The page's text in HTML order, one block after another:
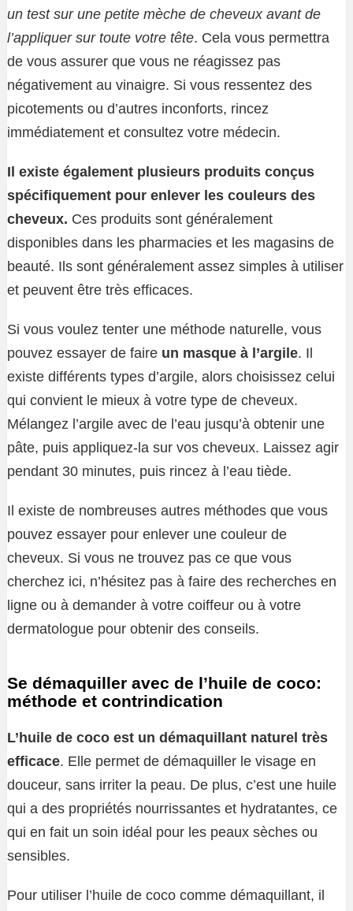
un test sur une petite mèche de cheveux avant de
l’appliquer sur toute votre tête. Cela vous permettra
de vous assurer que vous ne réagissez pas
négativement au vinaigre. Si vous ressentez des
picotements ou d’autres inconforts, rincez
immédiatement et consultez votre médecin.
Il existe également plusieurs produits conçus
spécifiquement pour enlever les couleurs des
cheveux. Ces produits sont généralement
disponibles dans les pharmacies et les magasins de
beauté. Ils sont généralement assez simples à utiliser
et peuvent être très efficaces.
Si vous voulez tenter une méthode naturelle, vous
pouvez essayer de faire un masque à l’argile. Il
existe différents types d’argile, alors choisissez celui
qui convient le mieux à votre type de cheveux.
Mélangez l’argile avec de l’eau jusqu’à obtenir une
pâte, puis appliquez-la sur vos cheveux. Laissez agir
pendant 30 minutes, puis rincez à l’eau tiède.
Il existe de nombreuses autres méthodes que vous
pouvez essayer pour enlever une couleur de
cheveux. Si vous ne trouvez pas ce que vous
cherchez ici, n’hésitez pas à faire des recherches en
ligne ou à demander à votre coiffeur ou à votre
dermatologue pour obtenir des conseils.
Se démaquiller avec de l’huile de coco:
méthode et contrindication
L’huile de coco est un démaquillant naturel très
efficace. Elle permet de démaquiller le visage en
douceur, sans irriter la peau. De plus, c’est une huile
qui a des propriétés nourrissantes et hydratantes, ce
qui en fait un soin idéal pour les peaux sèches ou
sensibles.
Pour utiliser l’huile de coco comme démaquillant, il